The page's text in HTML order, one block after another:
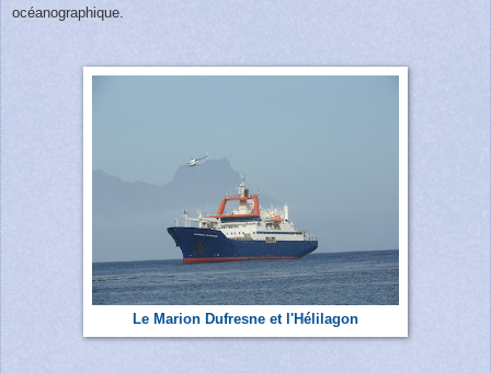
océanographique.
Le Marion Dufresne et l'Hélilagon